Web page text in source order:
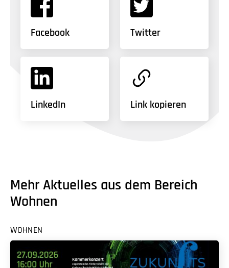
Facebook Twitter
LinkedIn Link kopieren
Mehr Aktuelles aus dem Bereich
Wohnen
WOHNEN